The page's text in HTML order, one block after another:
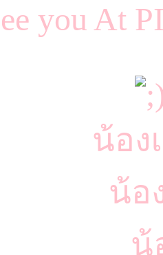
you At
น้อง
น้อ
น้